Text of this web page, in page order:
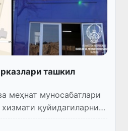
ташкил
меҳнат муносабатлари
қуйидагиларни